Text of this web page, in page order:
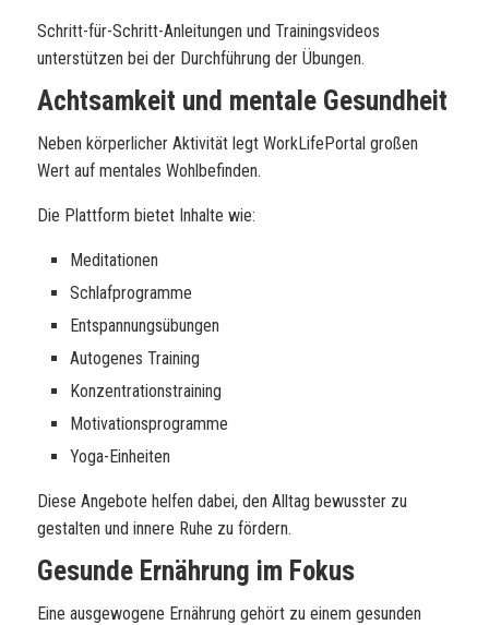
Schritt-für-Schritt-Anleitungen und Trainingsvideos
unterstützen bei der Durchführung der Übungen.
Achtsamkeit und mentale Gesundheit
Neben körperlicher Aktivität legt WorkLifePortal großen
Wert auf mentales Wohlbefinden.
Die Plattform bietet Inhalte wie:
Meditationen
Schlafprogramme
Entspannungsübungen
Autogenes Training
Konzentrationstraining
Motivationsprogramme
Yoga-Einheiten
Diese Angebote helfen dabei, den Alltag bewusster zu
gestalten und innere Ruhe zu fördern.
Gesunde Ernährung im Fokus
Eine ausgewogene Ernährung gehört zu einem gesunden